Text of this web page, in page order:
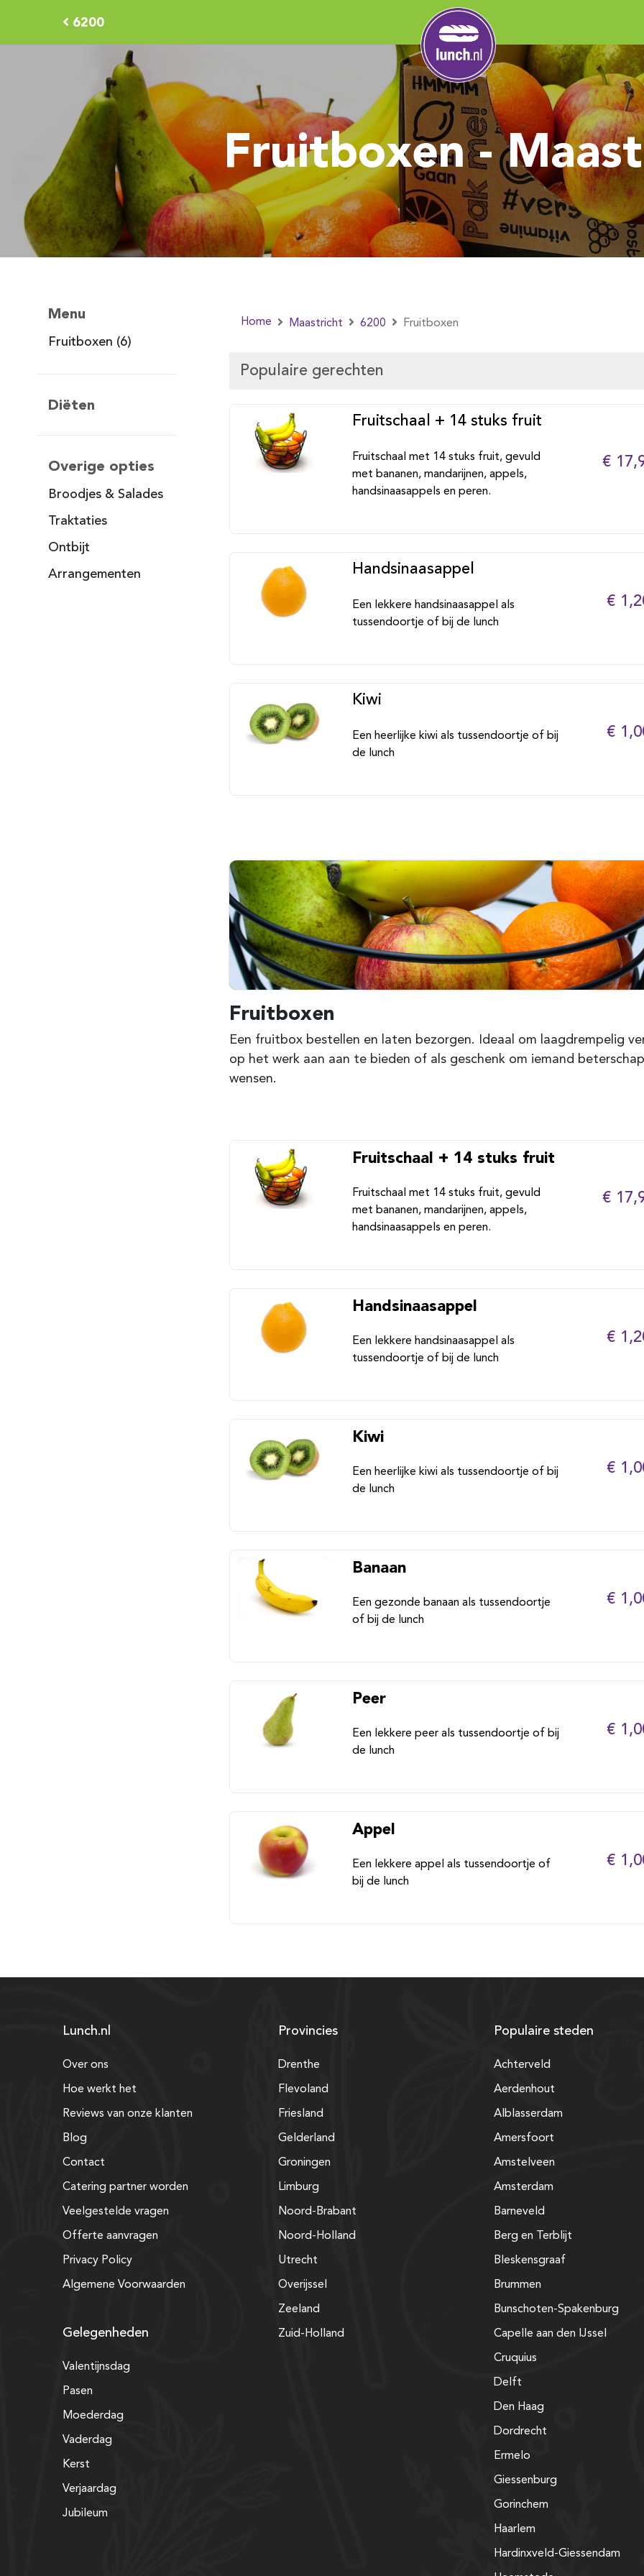
6200
Fruitboxen -
Menu
Fruitboxen (6)
Diëten
Overige opties
Broodjes & Salades
Traktaties
Ontbijt
Arrangementen
Home Maastricht 6200 Fruitboxen
Populaire gerechten
Fruitschaal + 14 stuks fruit
Fruitschaal met 14 stuks fruit, gevuld
met bananen, mandarijnen, appels,
handsinaasappels en peren.
€
Handsinaasappel
Een lekkere handsinaasappel als
tussendoortje of bij de lunch
€
Kiwi
Een heerlijke kiwi als tussendoortje of bij
de lunch
€
Fruitboxen
Een fruitbox bestellen en laten bezorgen. Ideaal om laagdrempelig
op het werk aan aan te bieden of als geschenk om iemand
wensen.
Fruitschaal + 14 stuks fruit
Fruitschaal met 14 stuks fruit, gevuld
met bananen, mandarijnen, appels,
handsinaasappels en peren.
€
Handsinaasappel
Een lekkere handsinaasappel als
tussendoortje of bij de lunch
€
Kiwi
Een heerlijke kiwi als tussendoortje of bij
de lunch
€
Banaan
Een gezonde banaan als tussendoortje
of bij de lunch
€
Peer
Een lekkere peer als tussendoortje of bij
de lunch
€
Appel
Een lekkere appel als tussendoortje of
bij de lunch
€
Lunch.nl
Over ons
Hoe werkt het
Reviews van onze klanten
Blog
Contact
Catering partner worden
Veelgestelde vragen
Offerte aanvragen
Privacy Policy
Algemene Voorwaarden
Gelegenheden
Valentijnsdag
Pasen
Moederdag
Vaderdag
Kerst
Verjaardag
Jubileum
Provincies
Drenthe
Flevoland
Friesland
Gelderland
Groningen
Limburg
Noord-Brabant
Noord-Holland
Utrecht
Overijssel
Zeeland
Zuid-Holland
Populaire steden
Achterveld
Aerdenhout
Alblasserdam
Amersfoort
Amstelveen
Amsterdam
Barneveld
Berg en Terblijt
Bleskensgraaf
Brummen
Bunschoten-Spakenburg
Capelle aan den IJssel
Cruquius
Delft
Den Haag
Dordrecht
Ermelo
Giessenburg
Gorinchem
Haarlem
Hardinxveld-Giessendam